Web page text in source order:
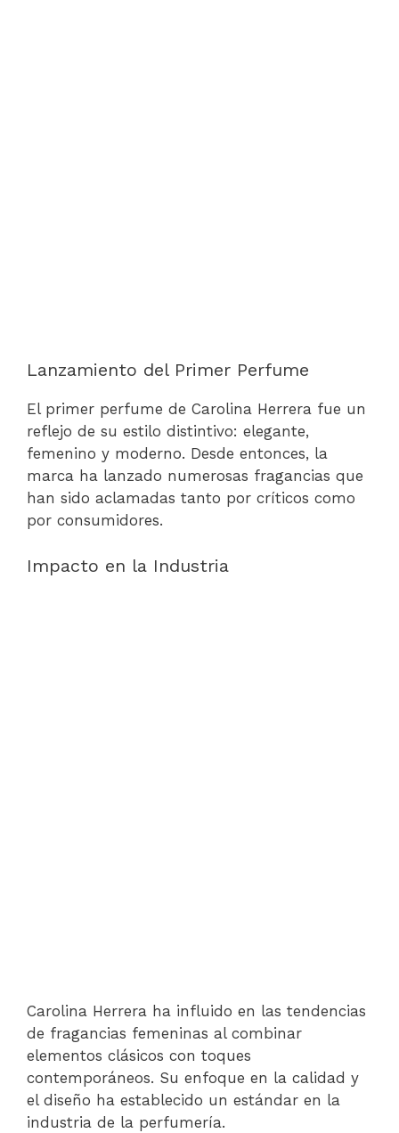
Lanzamiento del Primer Perfume
El primer perfume de Carolina Herrera fue un
reflejo de su estilo distintivo: elegante,
femenino y moderno. Desde entonces, la
marca ha lanzado numerosas fragancias que
han sido aclamadas tanto por críticos como
por consumidores.
Impacto en la Industria
Carolina Herrera ha influido en las tendencias
de fragancias femeninas al combinar
elementos clásicos con toques
contemporáneos. Su enfoque en la calidad y
el diseño ha establecido un estándar en la
industria de la perfumería.